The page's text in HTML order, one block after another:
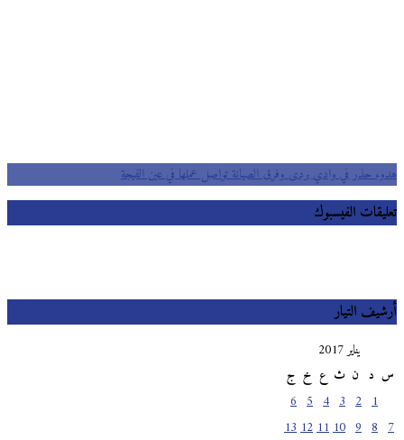
هدوء حذر في وادي بردى وفرق الصيانة تواصل عملها في عين الفيجة
تعليقات الفيسبوك
أرشيف التيار
يناير 2017
س
ث خ ج
10
11
12
13